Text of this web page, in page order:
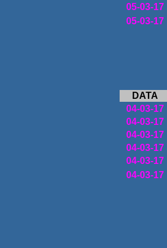
05-03-17
05-03-17
DATA
04-03-17
04-03-17
04-03-17
04-03-17
04-03-17
04-03-17